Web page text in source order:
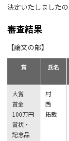
決定いたしました
審査結果
【論文の部】
賞 氏名
大賞
賞金
100万円
賞状・
記念品
村
西
拓哉